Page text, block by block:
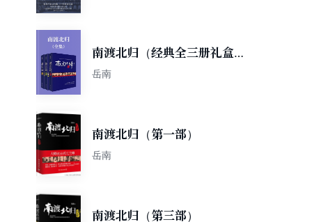
南渡北归（经典全三册礼盒
装）
岳南
南渡北归（第一部）
岳南
南渡北归（第三部）